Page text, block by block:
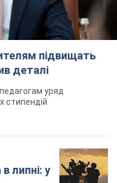
підвищать
деталі
уряд
стипендій
липні: у